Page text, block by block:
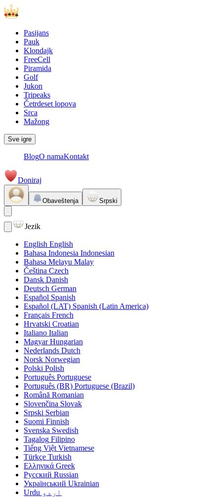
Pasijans
Pauk
Klondajk
FreeCell
Piramida
Golf
Jukon
Tripeaks
Četrdeset lopova
Srca
Mažong
Sve igre
BlogO namaKontakt
Doniraj
Obaveštenja Srpski
Jezik
English English
Bahasa Indonesia Indonesian
Bahasa Melayu Malay
Čeština Czech
Dansk Danish
Deutsch German
Español Spanish
Español (LAT) Spanish (Latin America)
Français French
Hrvatski Croatian
Italiano Italian
Magyar Hungarian
Nederlands Dutch
Norsk Norwegian
Polski Polish
Português Portuguese
Português (BR) Portuguese (Brazil)
Română Romanian
Slovenčina Slovak
Srpski Serbian
Suomi Finnish
Svenska Swedish
Tagalog Filipino
Tiếng Việt Vietnamese
Türkçe Turkish
Ελληνικά Greek
Русский Russian
Український Ukrainian
اردو Urdu